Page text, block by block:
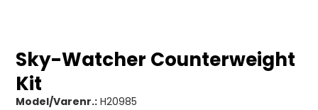
Sky-Watcher Counterweight
Kit
Model/Varenr.: H20985